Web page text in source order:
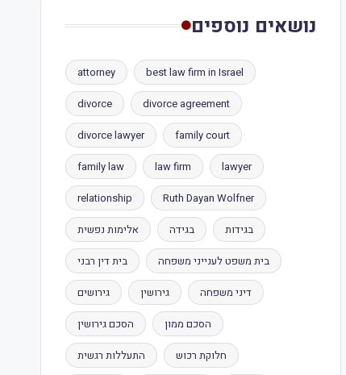
נושאים נוספים
attorney best law firm in Israel
divorce divorce agreement
divorce lawyer family court
family law law firm lawyer
relationship Ruth Dayan Wolfner
אלימות נפשית בגידה בגידות
בית דין רבני בית משפט לענייני משפחה
גירושים גירושין דיני משפחה
הסכם גירושין הסכם ממון
התעללות רגשית חלוקת רכוש